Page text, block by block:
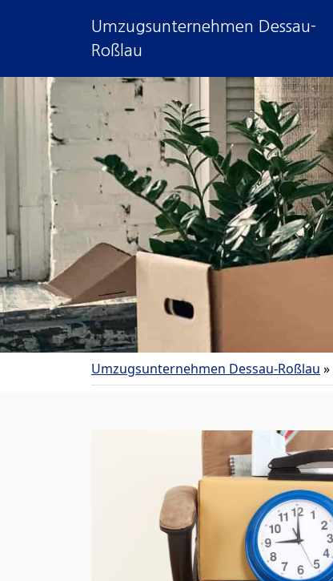
Umzugsunternehmen Dessau-
Roßlau
Umzugsunternehmen Dessau-Roßlau »